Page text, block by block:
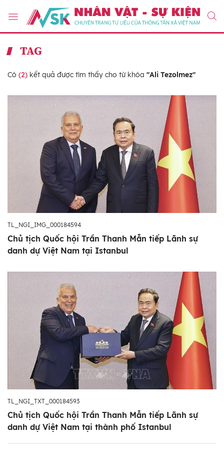
TAG
Có (2) kết quả được tìm thấy cho từ khóa "Ali Tezolmez"
TL_NGI_IMG_000184594
Chủ tịch Quốc hội Trần Thanh Mẫn tiếp Lãnh sự
danh dự Việt Nam tại Istanbul
TL_NGI_TXT_000184593
Chủ tịch Quốc hội Trần Thanh Mẫn tiếp Lãnh sự
danh dự Việt Nam tại thành phố Istanbul